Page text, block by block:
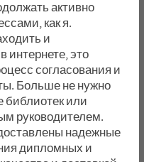
активно
как я.
и
интернете, это
согласования и
Больше не нужно
библиотек или
руководителем.
надежные
дипломных и